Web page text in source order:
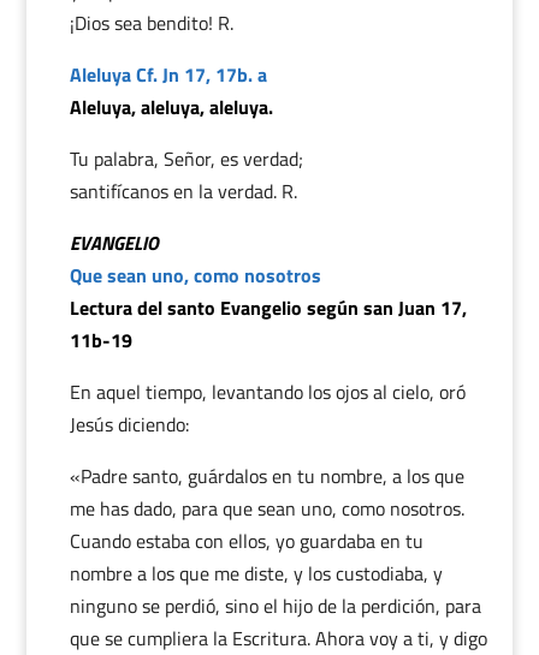
¡Dios sea bendito! R.
Aleluya Cf. Jn 17, 17b. a
Aleluya, aleluya, aleluya.
Tu palabra, Señor, es verdad;
santifícanos en la verdad. R.
EVANGELIO
Que sean uno, como nosotros
Lectura del santo Evangelio según san Juan 17,
11b-19
En aquel tiempo, levantando los ojos al cielo, oró
Jesús diciendo:
«Padre santo, guárdalos en tu nombre, a los que
me has dado, para que sean uno, como nosotros.
Cuando estaba con ellos, yo guardaba en tu
nombre a los que me diste, y los custodiaba, y
ninguno se perdió, sino el hijo de la perdición, para
que se cumpliera la Escritura. Ahora voy a ti, y digo